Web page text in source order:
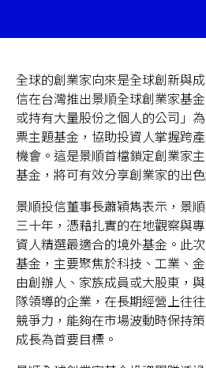
服務中心
永續專區
關於景順
台灣
聯絡我們
全球的創業家向來是全球創新與
信在台灣推出景順全球創業家基
或持有大量股份之個人的公司」
票主題基金，協助投資人掌握跨
機會。這是景順首檔鎖定創業家
基金，將可有效分享創業家的出
景順投信董事長蕭穎雋表示，景
三十年，憑藉扎實的在地觀察與
資人精選最適合的境外基金。此
基金，主要聚焦於科技、工業、
由創辦人、家族成員或大股東，
隊領導的企業，在長期經營上往
競爭力，能夠在市場波動時保持
成長為首要目標。